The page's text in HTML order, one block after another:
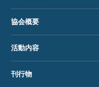
協会概要
活動内容
刊行物